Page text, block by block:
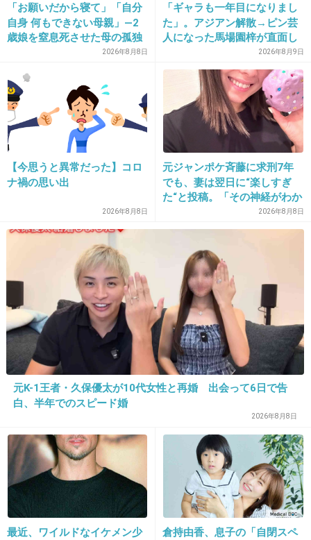
20. 匿名2013/07/14(日) 16:27:28
久々に地元が出てきたと思いきや、こんな事件
-5
21. 匿名 2013/07/14(日) 16:27:28
不思議すぎる
+36 -6
2013/07/14(日) 16:30:47
「母親に連れられて」って
自分が悪いことをしたって
自覚がないのでしょうかね??
+40
23. 匿名 2013/07/14(日) 16:31:55
わざわざ山に行ったということは、最初から、
殺すつもりだった？
怖いよー
+111 -4
「お願いだから寝て」「自分
自身 何もできない母親」―2
歳娘を窒息死させた母の孤独
「娘は『ママどうして』と」
廷での懺悔と声なきSOS
2026年8月8日
「ギャラも一年目になりまし
た」。アジアン解散→ピン芸
人になった馬場園梓が直面し
た現実、そして携える芸人と
しての矜持
2026年8月9日
【今思うと異常だった】コロ
ナ禍の思い出
2026年8月8日
元ジャンポケ斉藤に求刑7年
でも、妻は翌日に“楽しすぎ
た“と投稿。「その神経がわか
2026年8月8日
元K-1王者・久保優太が10代女性と再婚 出会って6日で告
白、半年でのスピード婚
2026年8月8日
最近、ワイルドなイケメン少
倉持由香、息子の「自閉スペ